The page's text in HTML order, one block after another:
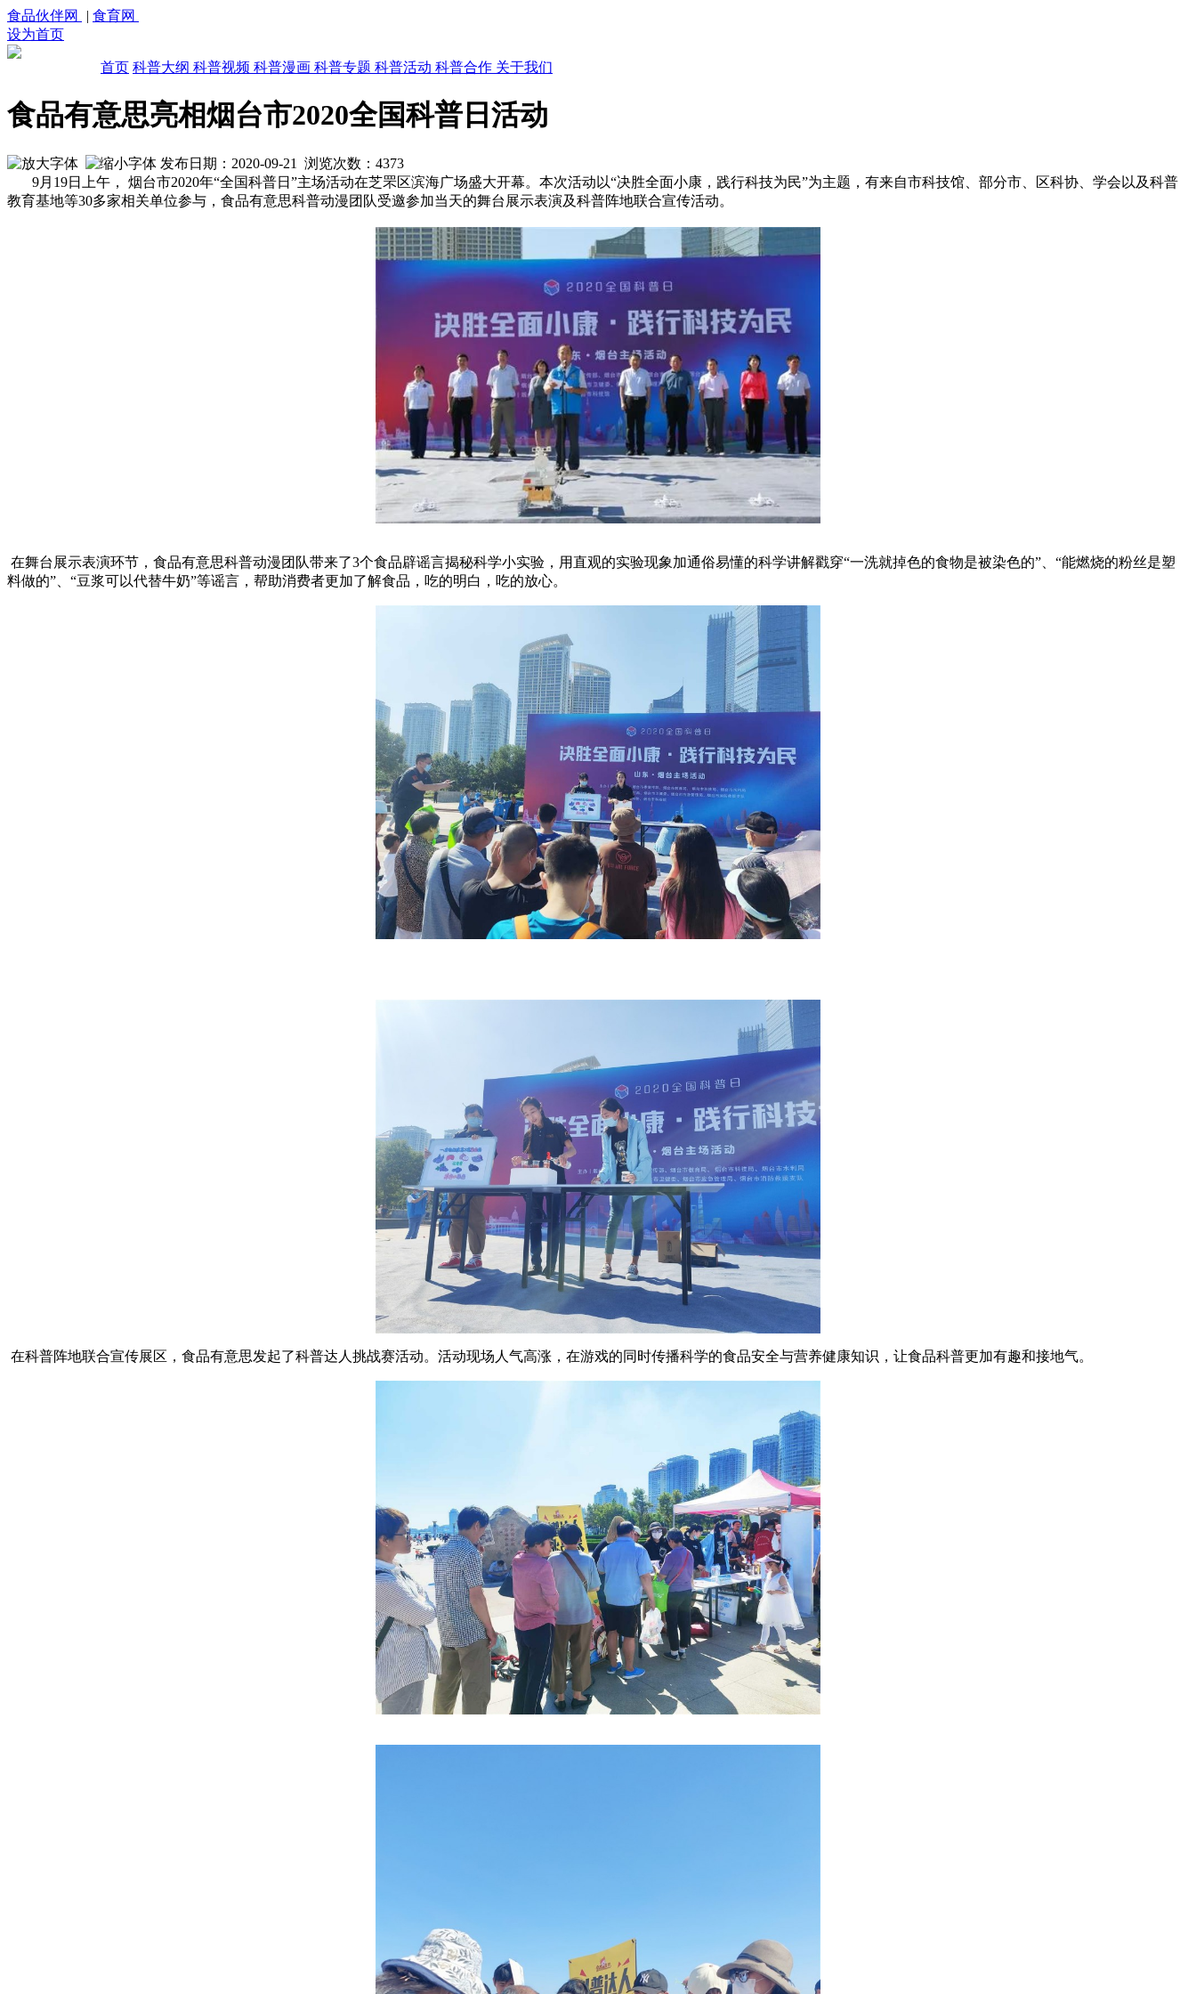
食品伙伴网 | 食育网
设为首页
首页 科普大纲 科普视频 科普漫画 科普专题 科普活动 科普合作 关于我们
食品有意思亮相烟台市2020全国科普日活动
发布日期：2020-09-21 浏览次数： 4373
9月19日上午， 烟台市2020年“全国科普日”主场活动在芝罘区滨海广场盛大开幕。本次活动以“决胜全面小康，践行科技为民”为主题，有来自市科技馆、部分市、区科协、学会以及科普
教育基地等30多家相关单位参与，食品有意思科普动漫团队受邀参加当天的舞台展示表演及科普阵地联合宣传活动。
在舞台展示表演环节，食品有意思科普动漫团队带来了3个食品辟谣言揭秘科学小实验，用直观的实验现象加通俗易懂的科学讲解戳穿“一洗就掉色的食物是被染色的”、“能燃烧的粉丝是塑
料做的”、“豆浆可以代替牛奶”等谣言，帮助消费者更加了解食品，吃的明白，吃的放心。
在科普阵地联合宣传展区，食品有意思发起了科普达人挑战赛活动。活动现场人气高涨，在游戏的同时传播科学的食品安全与营养健康知识，让食品科普更加有趣和接地气。